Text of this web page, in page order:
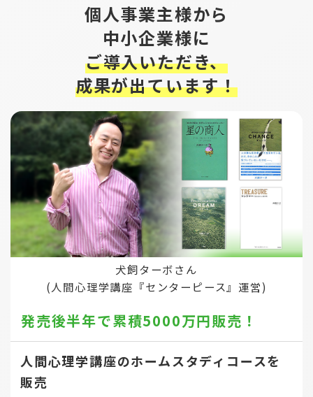
個人事業主様から
中小企業様に
ご導入いただき、
成果が出ています！
犬飼ターボさん
(人間心理学講座『センターピース』運営)
発売後半年で累積5000万円販売！
人間心理学講座のホームスタディコースを
販売